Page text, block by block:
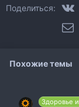
Поделиться: VK
Похожие темы
Здоровье